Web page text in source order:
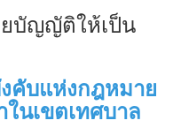
บัญญัติให้เป็น
คับแห่งกฎหมาย
นเขตเทศบาล